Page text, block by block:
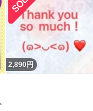
2,890 円